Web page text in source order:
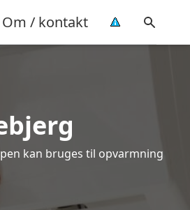
Om / kontakt
kan bruges til opvarmning